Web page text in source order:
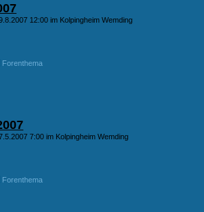
12:00 im Kolpingheim Wemding
Forenthema
7:00 im Kolpingheim Wemding
Forenthema